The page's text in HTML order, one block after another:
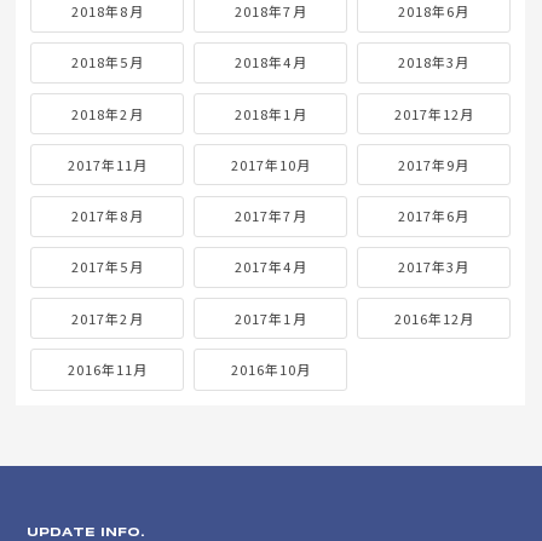
2018年8月 2018年7月 2018年6月
2018年5月 2018年4月 2018年3月
2018年2月 2018年1月 2017年12月
2017年11月 2017年10月 2017年9月
2017年8月 2017年7月 2017年6月
2017年5月 2017年4月 2017年3月
2017年2月 2017年1月 2016年12月
2016年11月 2016年10月
UPDATE INFO.